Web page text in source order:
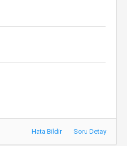
Hata Bildir Soru Detay